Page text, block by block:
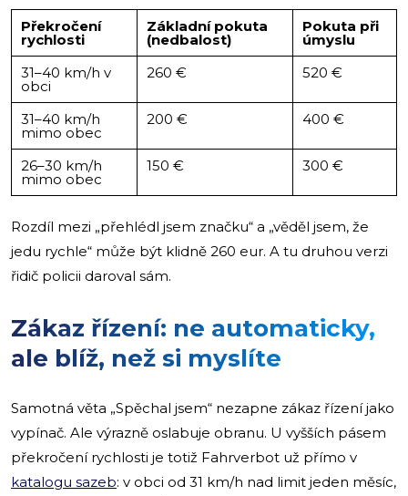
Překročení
rychlosti
Základní pokuta
(nedbalost)
Pokuta při
úmyslu
31–40 km/h v
obci
260 € 520 €
31–40 km/h
mimo obec
200 € 400 €
26–30 km/h
mimo obec
150 € 300 €
Rozdíl mezi „přehlédl jsem značku“ a „věděl jsem, že
jedu rychle“ může být klidně 260 eur. A tu druhou verzi
řidič policii daroval sám.
Zákaz řízení: ne automaticky,
ale blíž, než si myslíte
Samotná věta „Spěchal jsem“ nezapne zákaz řízení jako
vypínač. Ale výrazně oslabuje obranu. U vyšších pásem
překročení rychlosti je totiž Fahrverbot už přímo v
katalogu sazeb: v obci od 31 km/h nad limit jeden měsíc,